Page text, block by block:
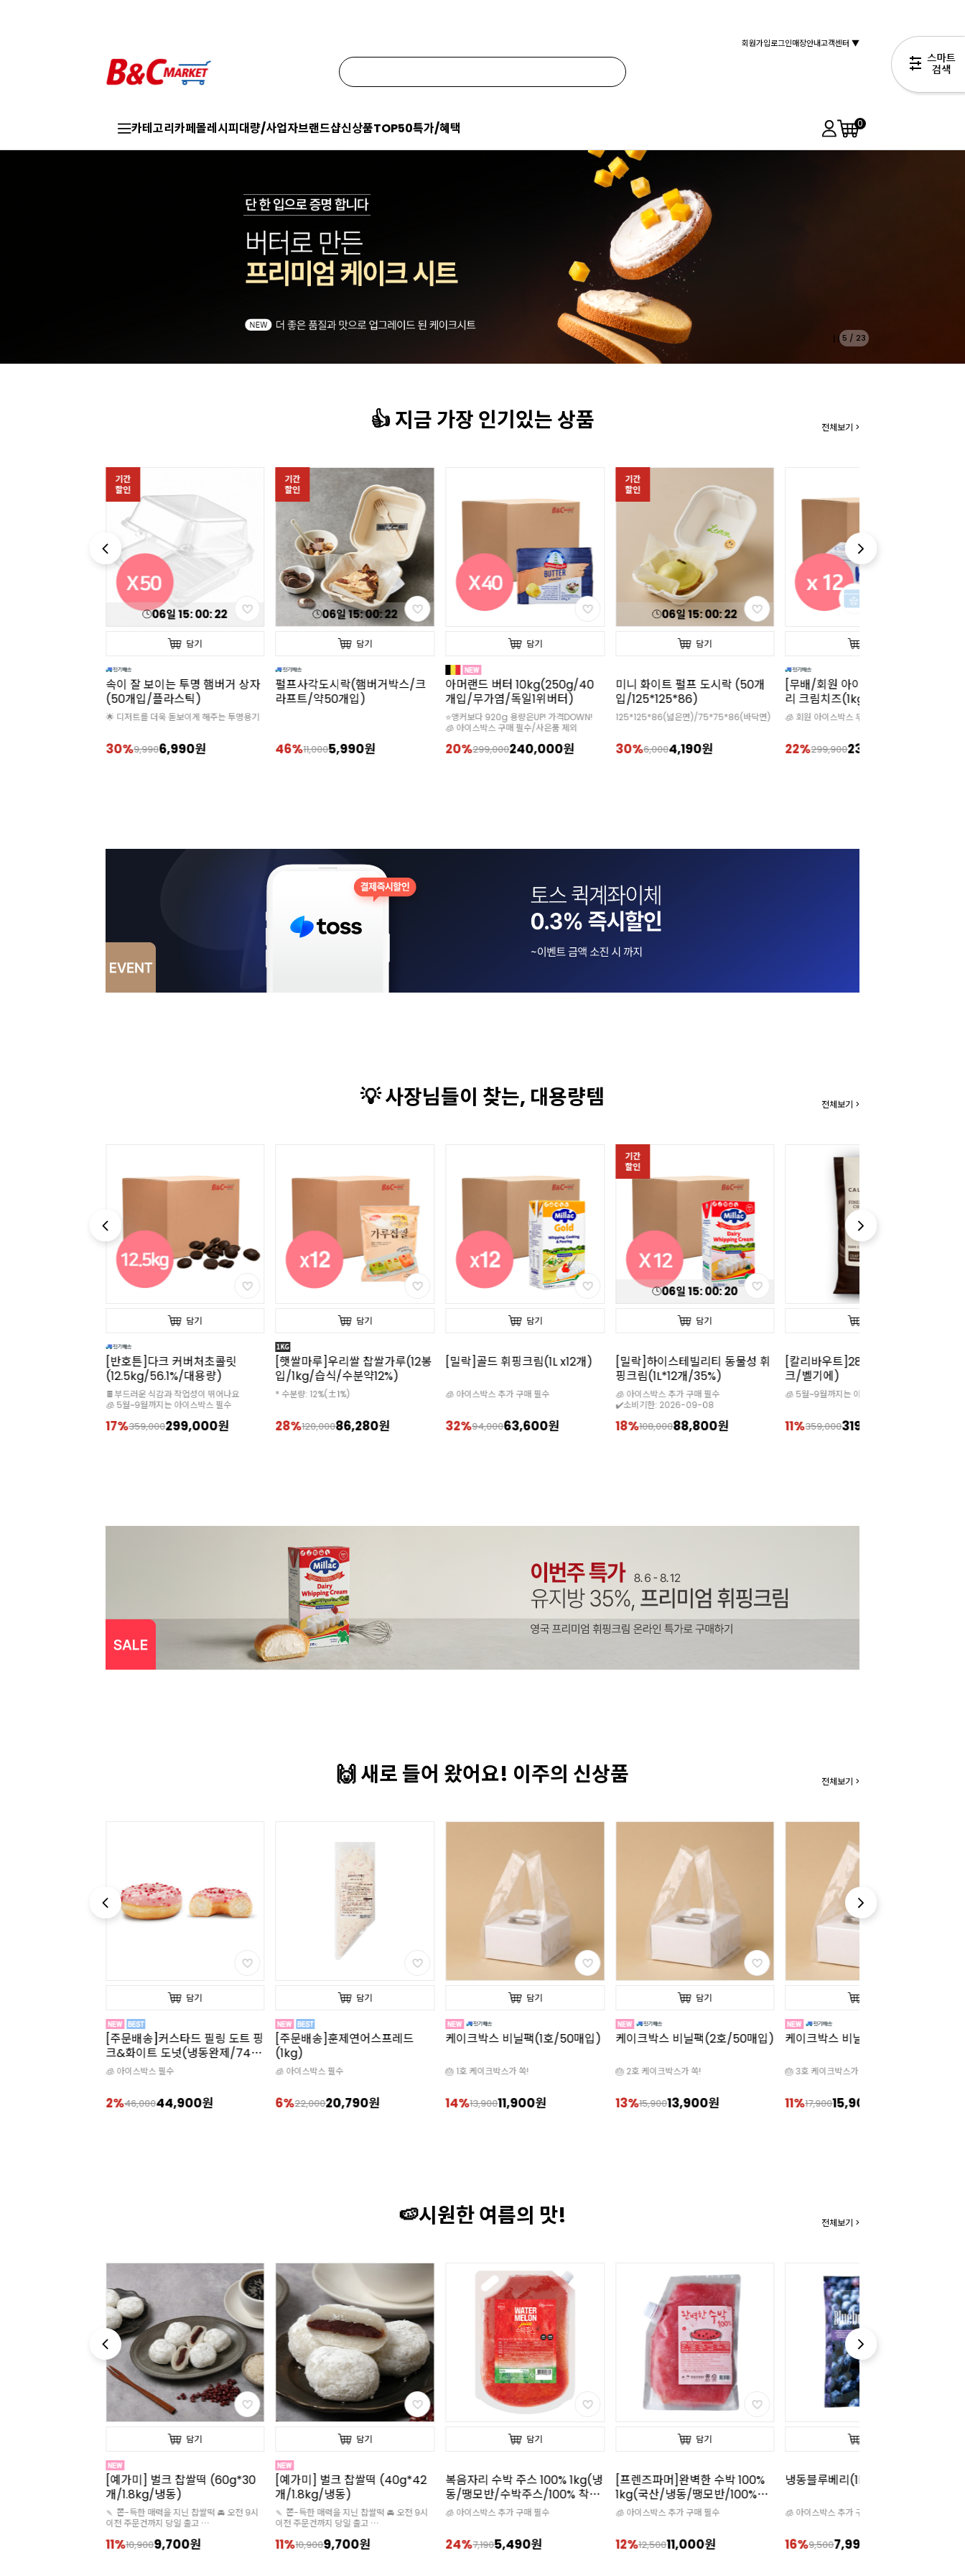
회원가입로그인매장안내고객센터 ▼
카테고리카페몰레시피대량/사업자브랜드샵신상품TOP50특가/혜택 0
5 / 23
👍 지금 가장 인기있는 상품 전체보기 >
기간
할인
06일15:00:20
담기
속이 잘 보이는 투명 햄버거 상자
(50개입/플라스틱)
🌟 디저트를 더욱 돋보이게 해주는 투명용기
30%9,9906,990원
기간
할인
06일15:00:20
담기
펄프사각도시락(햄버거박스/크
라프트/약50개입)
46%11,0005,990원
담기
아머랜드 버터 10kg(250g/40
개입/무가염/독일1위버터)
⭐앵커보다 920g 용량은UP! 가격DOWN!
🧊 아이스박스 구매 필수/사은품 제외
20%299,000240,000원
기간
할인
06일15:00:20
담기
미니 화이트 펄프 도시락 (50개
입/125*125*86)
125*125*86(넓은면)/75*75*86(바닥면)
30%6,0004,190원
[무배/회원 아이스박스 무료]끼
리 크림치즈(1kgx12개)
🧊 회원 아이스박스 무상 증정 상품
22%299,900234,000원
💡 사장님들이 찾는, 대용량템 전체보기 >
담기
[반호튼]다크 커버처초콜릿
(12.5kg/56.1%/대용량)
🍫부드러운 식감과 작업성이 뛰어나요
🧊 5월~9월까지는 아이스박스 필수
17%359,000299,000원
담기
[햇쌀마루]우리쌀 찹쌀가루(12봉
입/1kg/습식/수분약12%)
* 수분량: 12%(±1%)
28%120,00086,280원
담기
[밀락]골드 휘핑크림(1L x12개)
🧊 아이스박스 추가 구매 필수
32%94,00063,600원
기간
할인
06일15:00:18
담기
[밀락]하이스테빌리티 동물성 휘
핑크림(1L*12개/35%)
🧊 아이스박스 추가 구매 필수
✔️소비기한: 2026-09-08
18%108,00088,800원
[칼리바우트]2815다크(10kg/벌
크/벨기에)
🧊 5월~9월까지는 아이스박스 필수
11%359,000319,900원
🙌 새로 들어 왔어요! 이주의 신상품 전체보기 >
담기
[주문배송]커스타드 필링 도트 핑
크&화이트 도넛(냉동완제/74g
x 36개입)
🧊 아이스박스 필수
2%46,00044,900원
담기
[주문배송]훈제연어스프레드
(1kg)
🧊 아이스박스 필수
6%22,00020,790원
담기
케이크박스 비닐팩(1호/50매입)
🎂 1호 케이크박스가 쏙!
14%13,90011,900원
담기
케이크박스 비닐팩(2호/50매입)
🎂 2호 케이크박스가 쏙!
13%15,90013,900원
케이크박스 비닐팩(3호/50매입)
🎂 3호 케이크박스가 쏙!
11%17,90015,900원
🍉시원한 여름의 맛! 전체보기 >
담기
[예가미] 벌크 찹쌀떡 (60g*30
개/1.8kg/냉동)
🍡 쫀-득한 매력을 지닌 찹쌀떡 🚘 오전 9시
이전 주문건까지 당일 출고
11%10,9009,700원
담기
[예가미] 벌크 찹쌀떡 (40g*42
개/1.8kg/냉동)
🍡 쫀-득한 매력을 지닌 찹쌀떡 🚘 오전 9시
이전 주문건까지 당일 출고
11%10,9009,700원
담기
복음자리 수박 주스 100% 1kg(냉
동/땡모반/수박주스/100% 착
즙)
🧊 아이스박스 추가 구매 필수
24%7,1905,490원
담기
[프렌즈파머]완벽한 수박 100%
1kg(국산/냉동/땡모반/100%착
즙)
🧊 아이스박스 추가 구매 필수
12%12,50011,000원
냉동블루베리(1kg)
🧊 아이스박스 추가 구매 필수
16%9,5007,990원